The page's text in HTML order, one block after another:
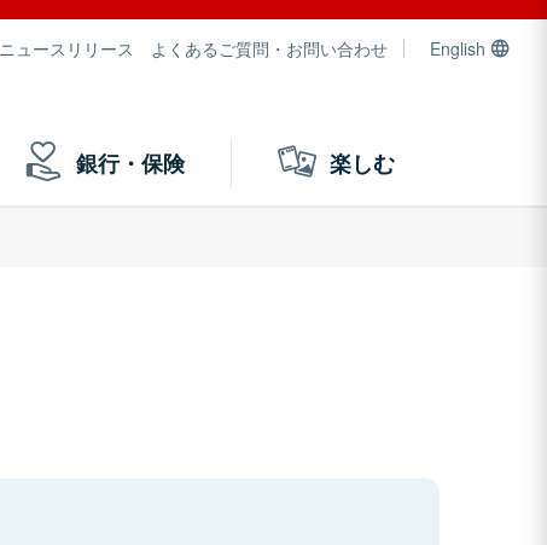
ニュースリリース よくあるご質問・お問い合わせ English
銀行・保険 楽しむ